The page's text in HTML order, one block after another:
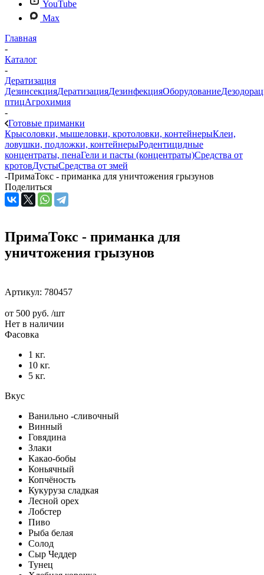
YouTube
Max
Главная
-
Каталог
-
Дератизация
ДезинсекцияДератизацияДезинфекцияОборудование
птицАгрохимия
-
Готовые приманки
Крысоловки, мышеловки, кротоловки, контейнерыКлеи,
ловушки, подложки, контейнерыРодентицидные
концентраты, пенаГели и пасты (концентраты)Средства от
кротовДустыСредства от змей
-ПримаТокс - приманка для уничтожения грызунов
Поделиться
ПримаТокс - приманка для
уничтожения грызунов
Артикул: 780457
от 500 руб. /шт
Нет в наличии
Фасовка
1 кг.
10 кг.
5 кг.
Вкус
Ванильно -сливочный
Винный
Говядина
Злаки
Какао-бобы
Коньячный
Копчёность
Кукуруза сладкая
Лесной орех
Лобстер
Пиво
Рыба белая
Солод
Сыр Чеддер
Тунец